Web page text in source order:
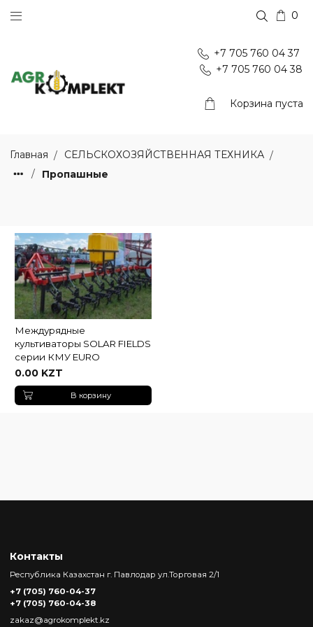
0
+7 705 760 04 37
+7 705 760 04 38
Корзина пуста
Главная
СЕЛЬСКОХОЗЯЙСТВЕННАЯ ТЕХНИКА
Пропашные
Междурядные
культиваторы SOLAR FIELDS
серии КМУ EURO
0.00 KZT
В корзину
Контакты
Республика Казахстан г. Павлодар ул.Торговая 2/1
+7 (705) 760-04-37
+7 (705) 760-04-38
zakaz@agrokomplekt.kz